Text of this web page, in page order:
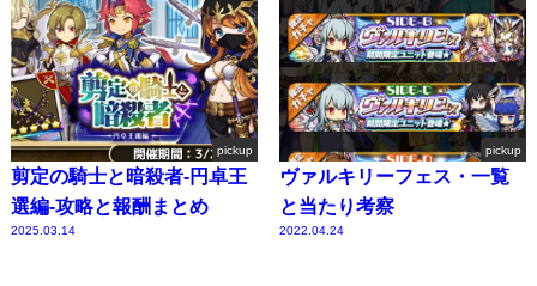
pickup
剪定の騎士と暗殺者-円卓王
選編-攻略と報酬まとめ
2025.03.14
pickup
ヴァルキリーフェス・一覧
と当たり考察
2022.04.24